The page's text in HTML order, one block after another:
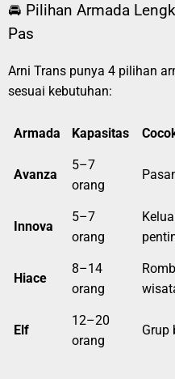
🚘 Pilihan Armada
Pas
Arni Trans punya 4 pilihan
sesuai kebutuhan:
Armada Kapasitas
Avanza
5–7
orang
Innova
5–7
orang
Hiace
8–14
orang
Elf
12–20
orang
Grup